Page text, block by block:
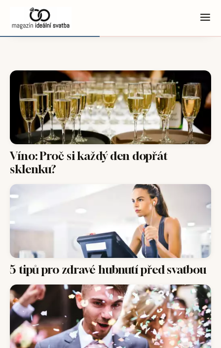
Víno: Proč si každý den dopřát
sklenku?
5 tipů pro zdravé hubnutí před svatbou